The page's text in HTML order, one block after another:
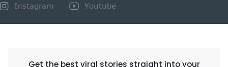
Instagram
Youtube
Get the best viral stories straight into your